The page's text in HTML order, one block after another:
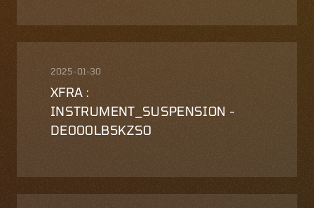
2025-01-30
XFRA :
INSTRUMENT_SUSPENSION -
DE000LB5KZS0